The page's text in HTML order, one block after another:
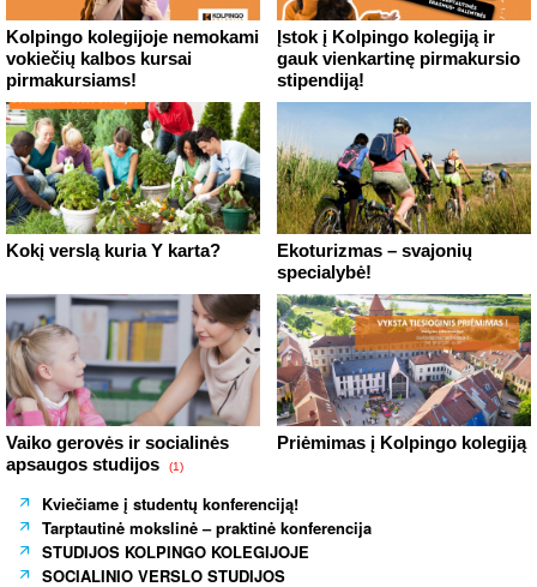
Kolpingo kolegijoje nemokami
vokiečių kalbos kursai
pirmakursiams!
Įstok į Kolpingo kolegiją ir
gauk vienkartinę pirmakursio
stipendiją!
Kokį verslą kuria Y karta?
Ekoturizmas – svajonių
specialybė!
Vaiko gerovės ir socialinės
apsaugos studijos
(1)
Priėmimas į Kolpingo kolegiją
Kviečiame į studentų konferenciją!
Tarptautinė mokslinė – praktinė konferencija
STUDIJOS KOLPINGO KOLEGIJOJE
SOCIALINIO VERSLO STUDIJOS